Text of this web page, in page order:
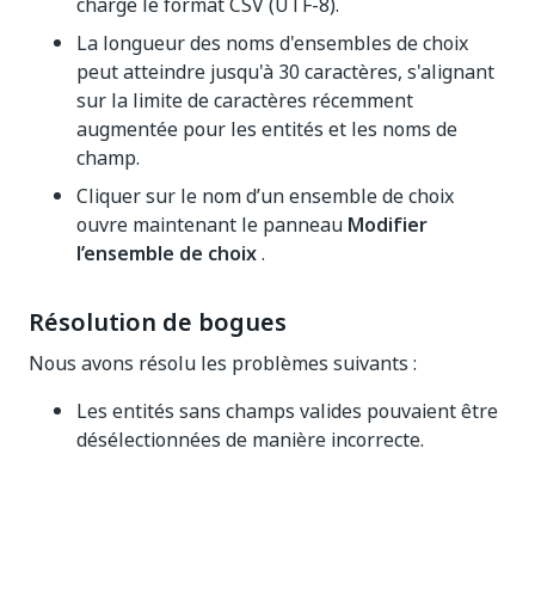
La longueur des noms d'ensembles de choix
peut atteindre jusqu'à 30 caractères, s'alignant
sur la limite de caractères récemment
augmentée pour les entités et les noms de
champ.
Cliquer sur le nom d’un ensemble de choix
ouvre maintenant le panneau Modifier
l’ensemble de choix.
Résolution de bogues
Nous avons résolu les problèmes suivants :
Les entités sans champs valides pouvaient être
désélectionnées de manière incorrecte.